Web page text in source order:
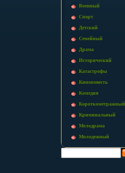
Военный
Спорт
Детский
Семейный
Драма
Исторический
Катастрофы
Киноповесть
Комедия
Короткометражный
Криминальный
Мелодрама
Молодежный